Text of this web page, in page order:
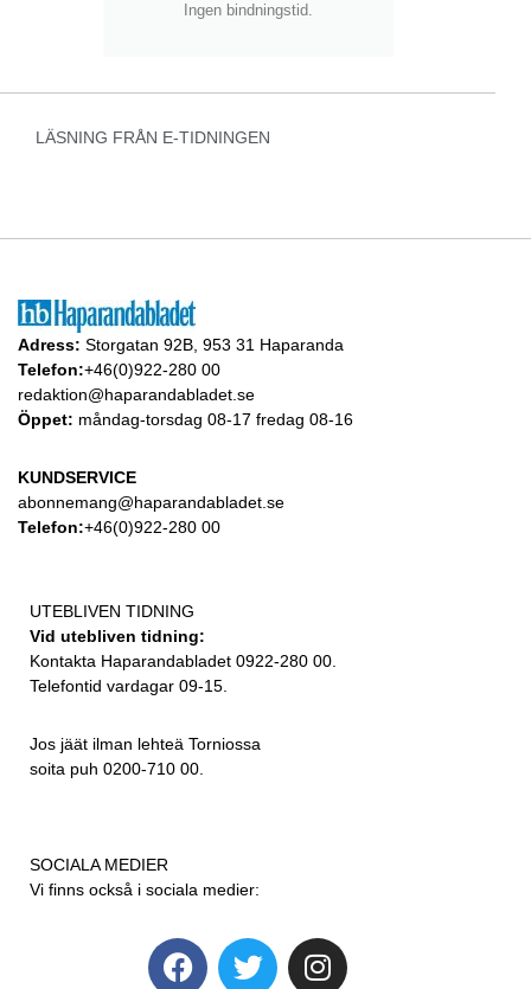
Ingen bindningstid.
LÄSNING FRÅN E-TIDNINGEN
Adress: Storgatan 92B, 953 31 Haparanda
Telefon:+46(0)922-280 00
redaktion@haparandabladet.se
Öppet: måndag-torsdag 08-17 fredag 08-16
KUNDSERVICE
abonnemang@haparandabladet.se
Telefon:+46(0)922-280 00
UTEBLIVEN TIDNING
Vid utebliven tidning:
Kontakta Haparandabladet 0922-280 00.
Telefontid vardagar 09-15.
Jos jäät ilman lehteä Torniossa
soita puh 0200-710 00.
SOCIALA MEDIER
Vi finns också i sociala medier: